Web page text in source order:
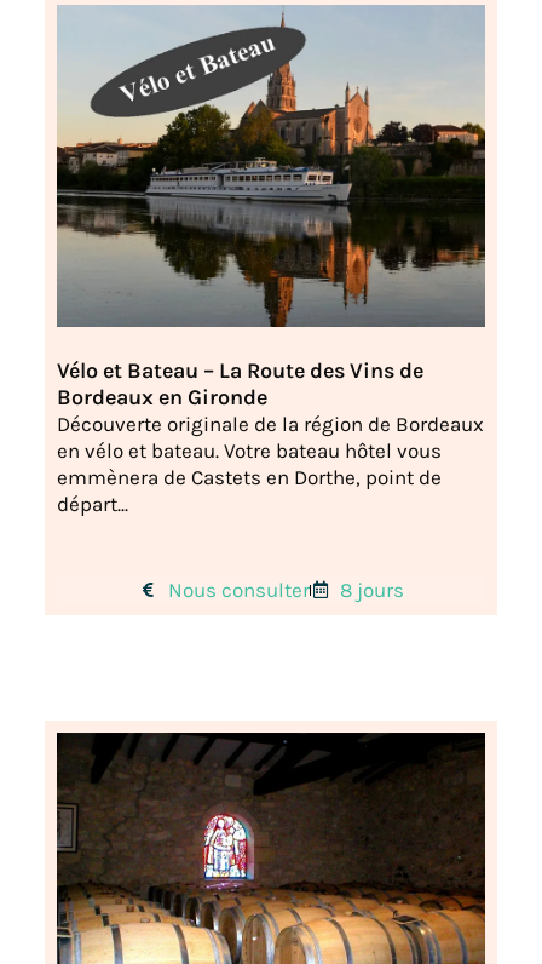
Vélo et Bateau – La Route des Vins de
Bordeaux en Gironde
Découverte originale de la région de Bordeaux
en vélo et bateau. Votre bateau hôtel vous
emmènera de Castets en Dorthe, point de
départ...
Nous consulter 8 jours